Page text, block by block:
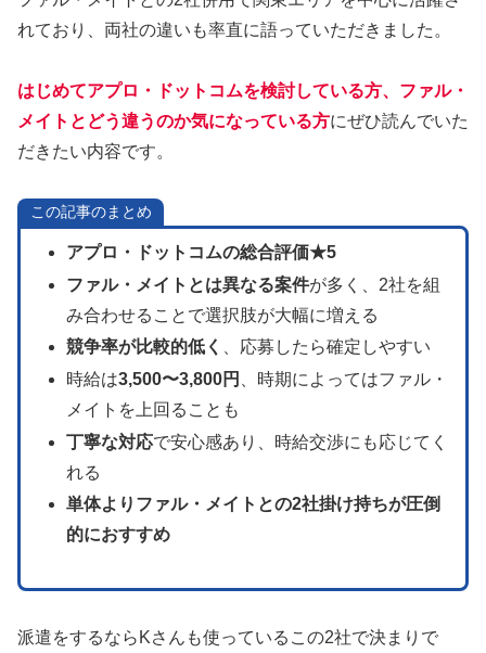
れており、両社の違いも率直に語っていただきました。
はじめてアプロ・ドットコムを検討している方、 ファル・
メイトとどう違うのか気になっている方にぜひ読んでいた
だきたい内容です。
この記事のまとめ
アプロ・ドットコムの総合評価★5
ファル・メイトとは異なる案件が多く、2社を組
み合わせることで選択肢が大幅に増える
競争率が比較的低く 、応募したら確定しやすい
時給は3,500〜3,800円
、時期によってはファル・
メイトを上回ることも
丁寧な対応で安心感あり、時給交渉にも応じてく
れる
単体よりファル・メイトとの2社掛け持ちが圧倒
的におすすめ
派遣をするならKさんも使っているこの2社で決まりで